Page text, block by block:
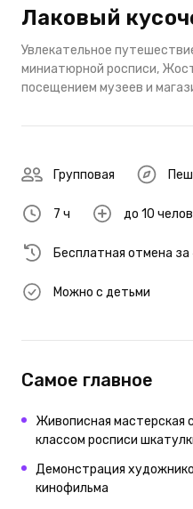
Лаковый
Увлекательное
миниатюрной росписи,
посещением музеев и
Групповая
7 ч до 10
Бесплатная отмена за
Можно с детьми
Самое главное
Живописная мастерская
классом росписи
Демонстрация
кинофильма